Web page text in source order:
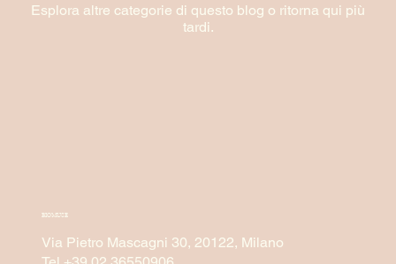
Esplora altre categorie di questo blog o ritorna qui più
tardi.
BIOMUSE
Via Pietro Mascagni 30, 20122, Milano